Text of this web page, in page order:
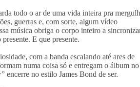
todo o ar de uma vida inteira pra
guerras e, com sorte, algum vídeo
música obriga o corpo inteiro a
E que presente.
com a banda escalando até ares de
numa coisa só e entregam o álbum no
encerre no estilo James Bond de ser.